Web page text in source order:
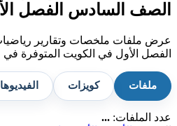
الصف السادس الفصل
عرض ملفات ملخصات وتقارير
الفصل الأول في الكويت المتوفرة في
ملفات كويزات
عدد الملفات: ...